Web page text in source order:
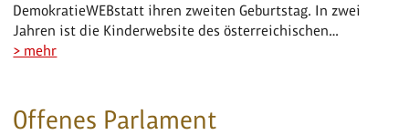
DemokratieWEBstatt ihren zweiten Geburtstag. In zwei
Jahren ist die Kinderwebsite des österreichischen…
> mehr
Offenes Parlament